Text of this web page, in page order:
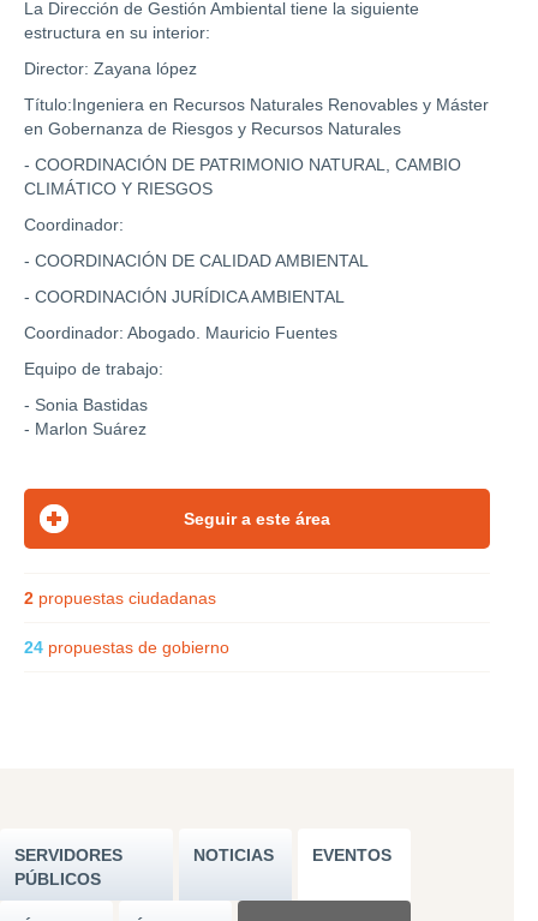
La Dirección de Gestión Ambiental tiene la siguiente
estructura en su interior:
Director: Zayana lópez
Título:Ingeniera en Recursos Naturales Renovables y Máster
en Gobernanza de Riesgos y Recursos Naturales
- COORDINACIÓN DE PATRIMONIO NATURAL, CAMBIO
CLIMÁTICO Y RIESGOS
Coordinador:
- COORDINACIÓN DE CALIDAD AMBIENTAL
- COORDINACIÓN JURÍDICA AMBIENTAL
Coordinador: Abogado. Mauricio Fuentes
Equipo de trabajo:
- Sonia Bastidas
- Marlon Suárez
2 propuestas ciudadanas
24 propuestas de gobierno
SERVIDORES
PÚBLICOS
NOTICIAS EVENTOS